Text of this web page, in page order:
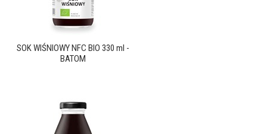
SOK WIŚNIOWY NFC BIO 330 ml -
BATOM